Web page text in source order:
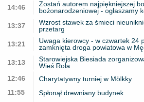
14:46
Zostań autorem najpiękniejszej
bożonarodzeniowej - ogłaszamy
13:37
Wzrost stawek za śmieci
przetarg
13:21
Uwaga kierowcy - w czwartek 24
zamknięta droga powiatowa w
13:13
Starowiejska Biesiada
Wieś Rola
12:46
Charytatywny turniej w Mölkky
11:55
Spłonął drewniany budynek